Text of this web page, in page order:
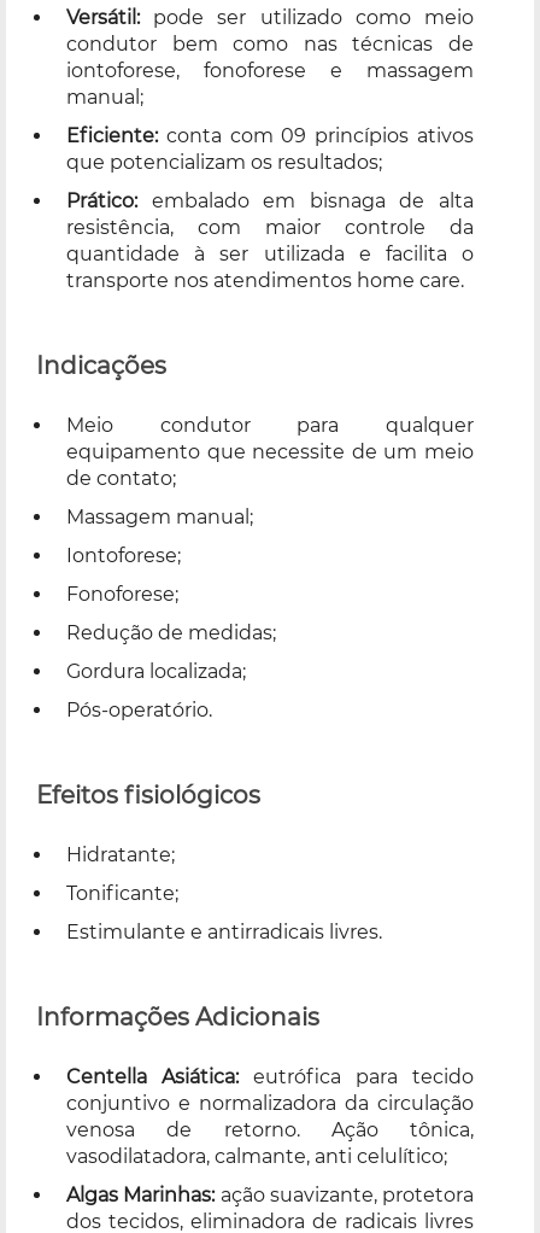
Versátil:pode ser utilizado como meio
condutor bem como nas técnicas de
iontoforese, fonoforese e massagem
manual;
Eficiente:conta com 09 princípios ativos
que potencializam os resultados;
Prático:embalado em bisnaga de alta
resistência, com maior controle da
quantidade à ser utilizada e facilita o
transporte nos atendimentos home care.
Indicações
Meio condutor para qualquer
equipamento que necessite de um meio
de contato;
Massagem manual;
Iontoforese;
Fonoforese;
Redução de medidas;
Gordura localizada;
Pós-operatório.
Efeitos fisiológicos
Hidratante;
Tonificante;
Estimulante e antirradicais livres.
Informações Adicionais
Centella Asiática: eutrófica para tecido
conjuntivo e normalizadora da circulação
venosa de retorno. Ação tônica,
vasodilatadora, calmante, anti celulítico;
Algas Marinhas: ação suavizante, protetora
dos tecidos, eliminadora de radicais livres